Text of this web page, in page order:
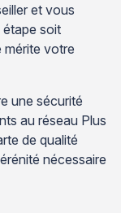
et vous
étape soit
mérite votre
une sécurité
au réseau Plus
de qualité
nécessaire